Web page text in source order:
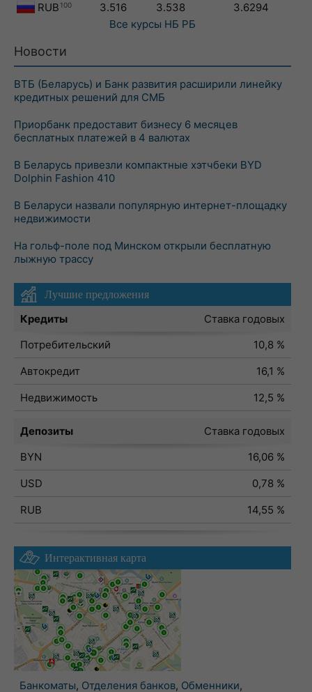
RUB 100 3.516 3.538
3.6294
Все курсы НБ РБ
Новости
ВТБ (Беларусь) и Банк развития расширили линейку
кредитных решений для СМБ
Приорбанк предоставит бизнесу 6 месяцев
бесплатных платежей в 4 валютах
В Беларусь привезли компактные хэтчбеки BYD
Dolphin Fashion 410
В Беларуси назвали популярную интернет-площадку
недвижимости
На гольф-поле под Минском открыли бесплатную
лыжную трассу
Лучшие предложения
Кредиты
Ставка годовых
Потребительский
10,8 %
Автокредит
16,1 %
Недвижимость
12,5 %
Депозиты
Ставка годовых
BYN
16,06 %
USD
0,78 %
RUB
14,55 %
Интерактивная карта
Банкоматы, Отделения банков, Обменники,